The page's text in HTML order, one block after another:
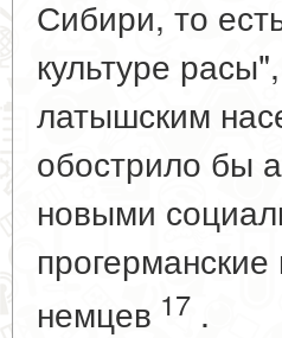
Сибири, то
культуре
латышским
обострило бы
новыми
немцев 17 .